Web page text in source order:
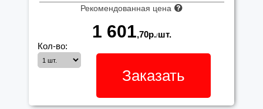
Рекомендованная цена
1 601,70р./шт.
Кол-во:
Заказать